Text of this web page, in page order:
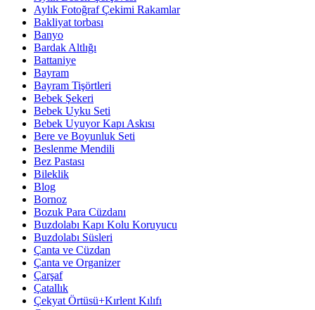
Aylık Fotoğraf Çekimi Rakamlar
Bakliyat torbası
Banyo
Bardak Altlığı
Battaniye
Bayram
Bayram Tişörtleri
Bebek Şekeri
Bebek Uyku Seti
Bebek Uyuyor Kapı Askısı
Bere ve Boyunluk Seti
Beslenme Mendili
Bez Pastası
Bileklik
Blog
Bornoz
Bozuk Para Cüzdanı
Buzdolabı Kapı Kolu Koruyucu
Buzdolabı Süsleri
Çanta ve Cüzdan
Çanta ve Organizer
Çarşaf
Çatallık
Çekyat Örtüsü+Kırlent Kılıfı